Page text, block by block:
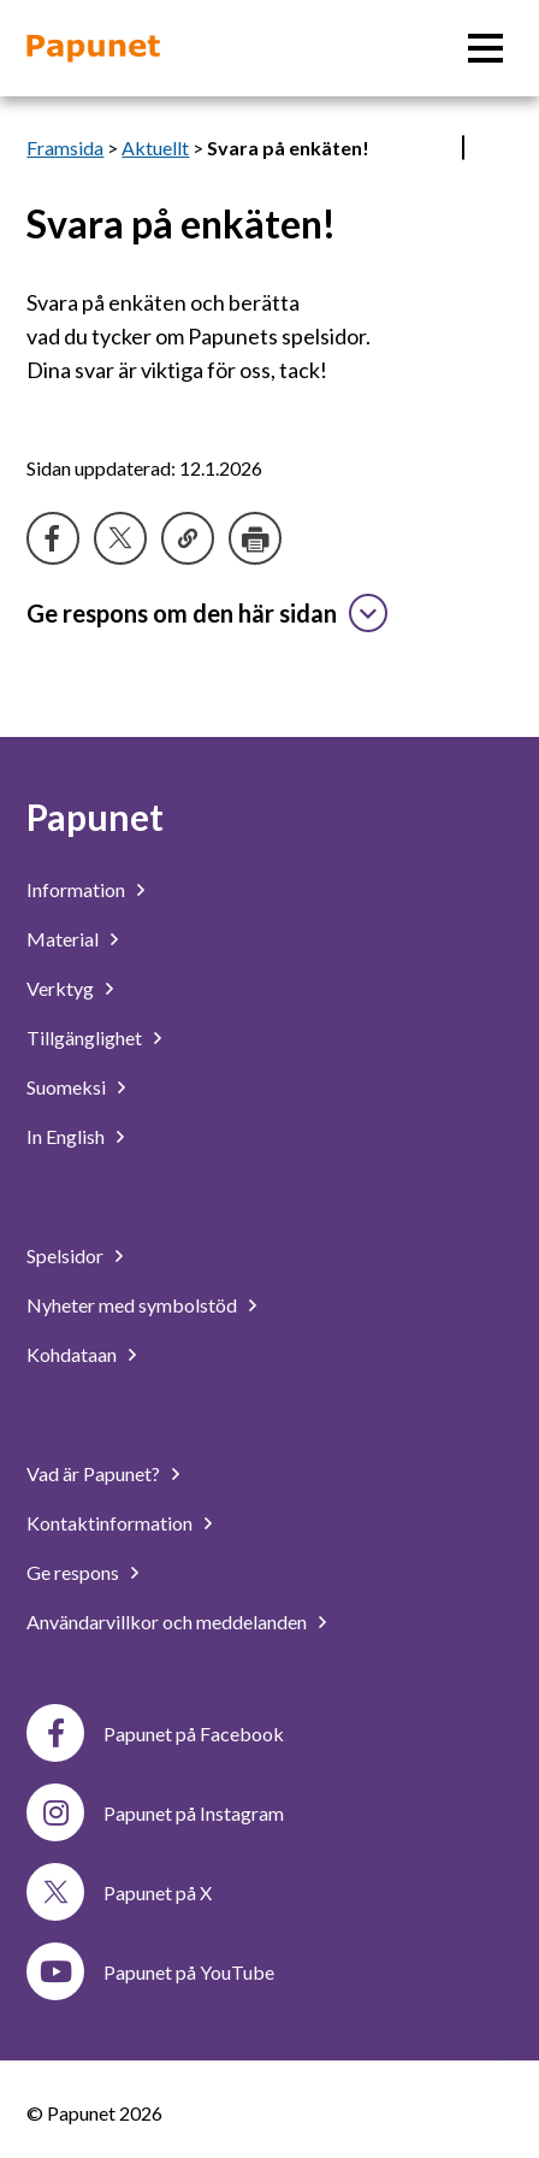
Information
Material
Tillgänglighet
Suomeksi
In English
Framsida >Aktuellt >Svara på enkäten!
Svara på enkäten!
Svara på enkäten och berätta
vad du tycker om Papunets spelsidor.
Dina svar är viktiga för oss, tack!
Sidan uppdaterad: 12.1.2026
Ge respons om den här sidan
Papunet
Information
Material
Verktyg
Tillgänglighet
Suomeksi
In English
Spelsidor
Nyheter med symbolstöd
Kohdataan
Vad är Papunet?
Kontaktinformation
Ge respons
Användarvillkor och meddelanden
Papunet på Facebook
Papunet på Instagram
Papunet på X
Papunet på YouTube
© Papunet 2026